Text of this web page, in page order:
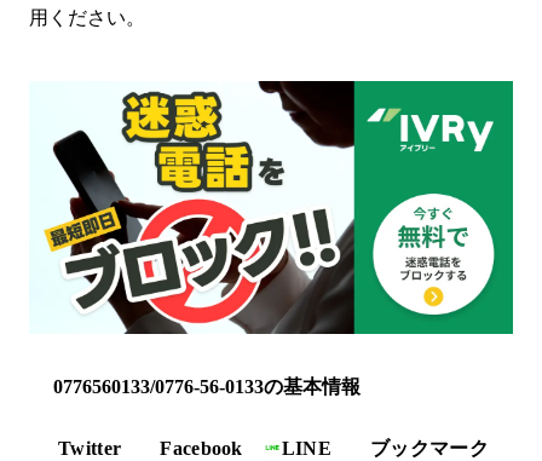
用ください。
0776560133/0776-56-0133の基本情報
Twitter Facebook LINE
ブックマーク